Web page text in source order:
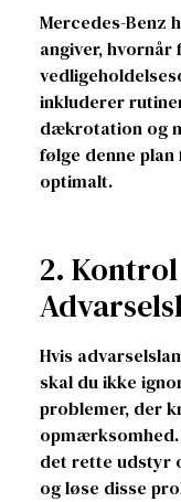
Mercedes-Benz
angiver, hvornår
inkluderer
dækrotation og
følge denne
optimalt.
2.
Hvis
skal du ikke
problemer, der
det rette udstyr
og løse disse